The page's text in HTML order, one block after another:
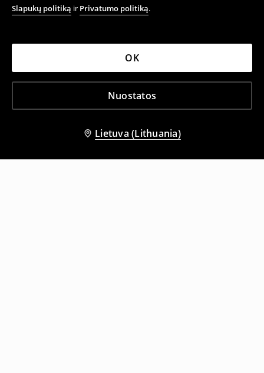
Slapukų politiką ir Privatumo politiką.
Nuostatos
OK
Lietuva (Lithuania)